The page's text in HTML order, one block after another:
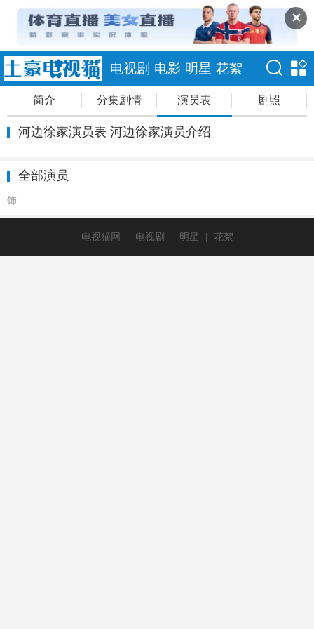
✕
电视剧 电影 明星 花絮
简介 分集剧情 演员表 剧照
河边徐家演员表 河边徐家演员介绍
全部演员
饰
电视猫网 | 电视剧 | 明星 | 花絮